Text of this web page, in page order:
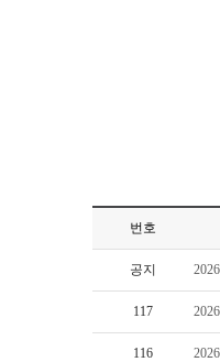
번호
공지
117
116